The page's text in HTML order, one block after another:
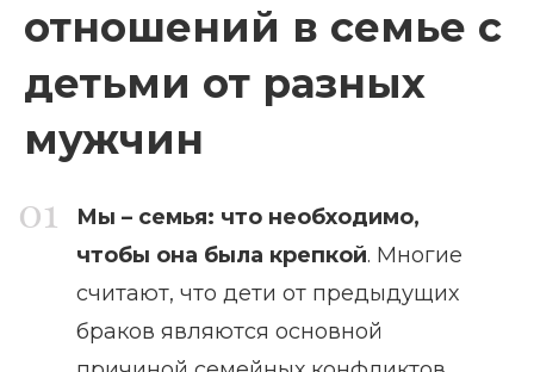
отношений в семье с
детьми от разных
мужчин
Мы – семья: что необходимо,
чтобы она была крепкой. Многие
считают, что дети от предыдущих
браков являются основной